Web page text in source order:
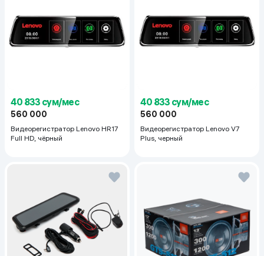
40 833 сум/мес
560 000
Видеорегистратор Lenovo HR17
Full HD, чёрный
40 833 сум/мес
560 000
Видеорегистратор Lenovo V7
Plus, черный